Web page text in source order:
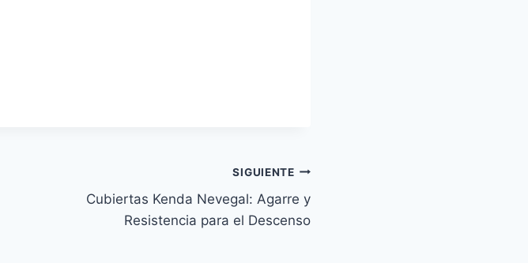
SIGUIENTE
Cubiertas Kenda Nevegal: Agarre y
Resistencia para el Descenso